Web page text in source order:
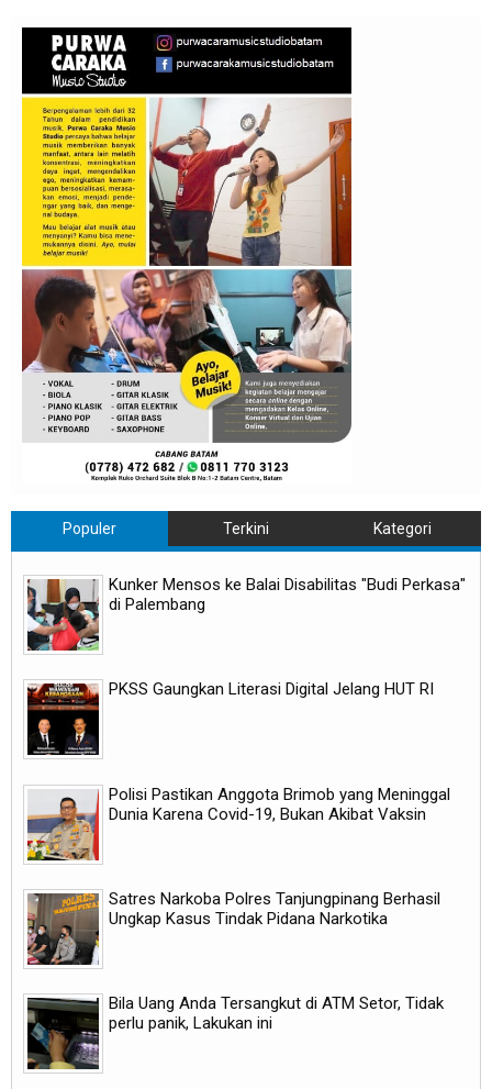
Populer Terkini Kategori
Kunker Mensos ke Balai Disabilitas "Budi Perkasa"
di Palembang
PKSS Gaungkan Literasi Digital Jelang HUT RI
Polisi Pastikan Anggota Brimob yang Meninggal
Dunia Karena Covid-19, Bukan Akibat Vaksin
Satres Narkoba Polres Tanjungpinang Berhasil
Ungkap Kasus Tindak Pidana Narkotika
Bila Uang Anda Tersangkut di ATM Setor, Tidak
perlu panik, Lakukan ini